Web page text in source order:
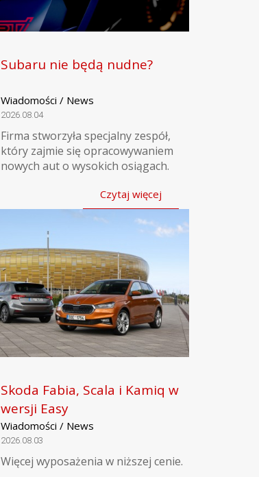
Subaru nie będą nudne?
Wiadomości / News
2026.08.04
Firma stworzyła specjalny zespół,
który zajmie się opracowywaniem
nowych aut o wysokich osiągach.
Czytaj więcej
Skoda Fabia, Scala i Kamiq w
wersji Easy
Wiadomości / News
2026.08.03
Więcej wyposażenia w niższej cenie.